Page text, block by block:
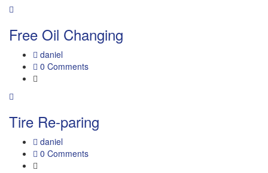
Free Oil Changing
daniel
0 Comments
Tire Re-paring
daniel
0 Comments